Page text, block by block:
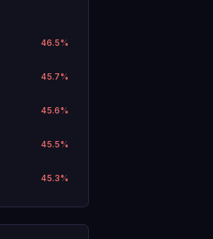
46.5%
45.7%
45.6%
45.5%
45.3%